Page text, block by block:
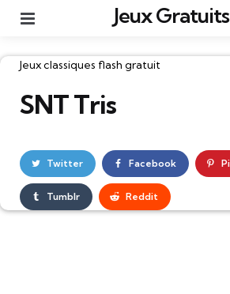
Jeux Gratuits
Catégories
Jeux classiques flash gratuit
SNT Tris
Twitter Facebook
Tumblr Reddit